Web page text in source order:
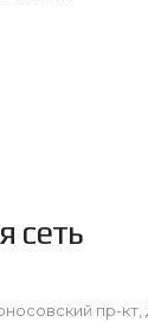
сеть
пр-кт,